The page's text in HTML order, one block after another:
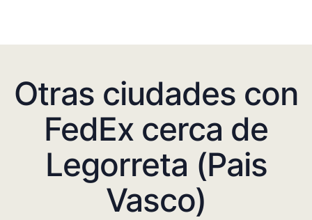
Otras ciudades con
FedEx cerca de
Legorreta (Pais
Vasco)